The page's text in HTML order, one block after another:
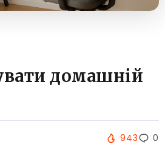
домашній
943 0